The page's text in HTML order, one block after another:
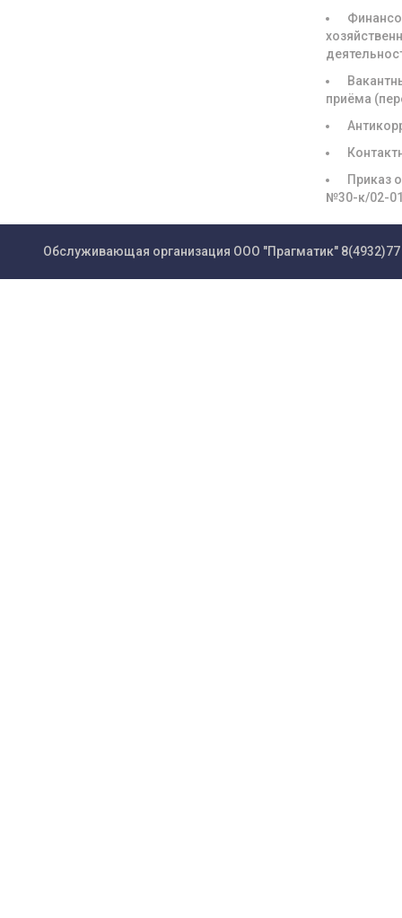
приёма
Приказ
№30-к/02-
Обслуживающая организация ООО "Прагматик"8(4932)77